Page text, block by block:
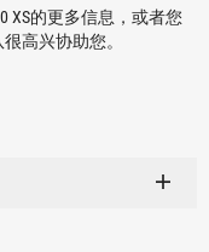
XS的更多信息，或者您
高兴协助您。